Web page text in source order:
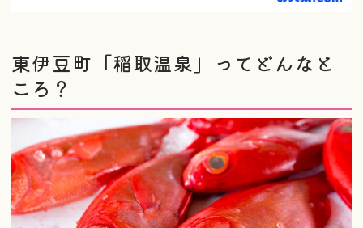
東伊豆町「稲取温泉」ってどんなと
ころ？